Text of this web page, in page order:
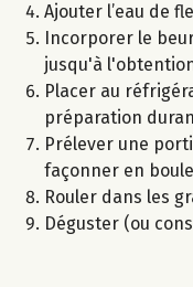
Ajouter l’eau de
Incorporer le
jusqu'à
Placer au
préparation
Prélever une
façonner en
Rouler dans les
Déguster (ou